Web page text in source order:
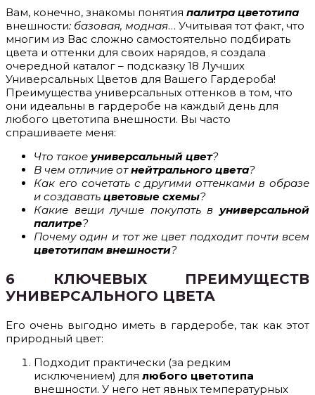
Вам, конечно, знакомы понятия палитра цветотипа
внешности: базовая, модная… Учитывая тот факт, что
многим из Вас сложно самостоятельно подбирать
цвета и оттенки для своих нарядов, я создала
очередной каталог – подсказку 18 Лучших
Универсальных Цветов для Вашего Гардероба!
Преимущества универсальных оттенков в том, что
они идеальны в гардеробе на каждый день для
любого цветотипа внешности. Вы часто
спрашиваете меня:
Что такое универсальный цвет?
В чем отличие отнейтрального цвета?
Как его сочетать с другими оттенками в образе
и создавать цветовые схемы?
Какие вещи лучше покупать в универсальной
палитре?
Почему один и тот же цвет подходит почти всем
цветотипам внешности?
6 КЛЮЧЕВЫХ ПРЕИМУЩЕСТВ
УНИВЕРСАЛЬНОГО ЦВЕТА
Его очень выгодно иметь в гардеробе, так как этот
природный цвет:
Подходит практически (за редким
исключением) для любого цветотипа
внешности. У него нет явных температурных